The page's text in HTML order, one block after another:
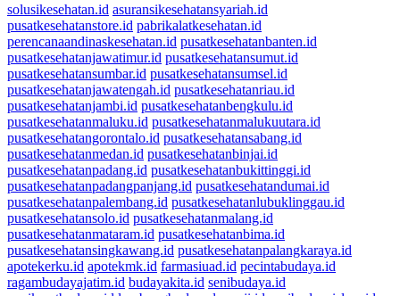
solusikesehatan.id asuransikesehatansyariah.id
pusatkesehatanstore.id pabrikalatkesehatan.id
perencanaandinaskesehatan.id pusatkesehatanbanten.id
pusatkesehatanjawatimur.id pusatkesehatansumut.id
pusatkesehatansumbar.id pusatkesehatansumsel.id
pusatkesehatanjawatengah.id pusatkesehatanriau.id
pusatkesehatanjambi.id pusatkesehatanbengkulu.id
pusatkesehatanmaluku.id pusatkesehatanmalukuutara.id
pusatkesehatangorontalo.id pusatkesehatansabang.id
pusatkesehatanmedan.id pusatkesehatanbinjai.id
pusatkesehatanpadang.id pusatkesehatanbukittinggi.id
pusatkesehatanpadangpanjang.id pusatkesehatandumai.id
pusatkesehatanpalembang.id pusatkesehatanlubuklinggau.id
pusatkesehatansolo.id pusatkesehatanmalang.id
pusatkesehatanmataram.id pusatkesehatanbima.id
pusatkesehatansingkawang.id pusatkesehatanpalangkaraya.id
apotekerku.id apotekmk.id farmasiuad.id pecintabudaya.id
ragambudayajatim.id budayakita.id senibudaya.id